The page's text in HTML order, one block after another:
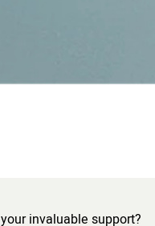
invaluable support?